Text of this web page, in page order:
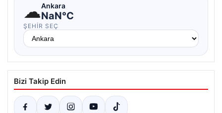
☁Ankara
NaN°C
ŞEHIR SEÇ
Bizi Takip Edin